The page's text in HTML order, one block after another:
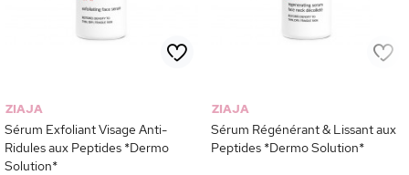
ZIAJA
Sérum Exfoliant Visage Anti-
Ridules aux Peptides *Dermo
Solution*
ZIAJA
Sérum Régénérant & Lissant aux
Peptides *Dermo Solution*